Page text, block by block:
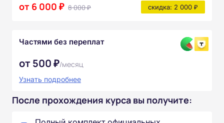
от 6 000 ₽ 8 000 ₽ скидка: 2 000 ₽
Частями без переплат
от 500 ₽/месяц
Узнать подробнее
После прохождения курса вы получите: